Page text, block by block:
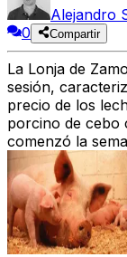
Alejandro
0
Compartir
La Lonja de
sesión,
precio de los
porcino de cebo
comenzó la